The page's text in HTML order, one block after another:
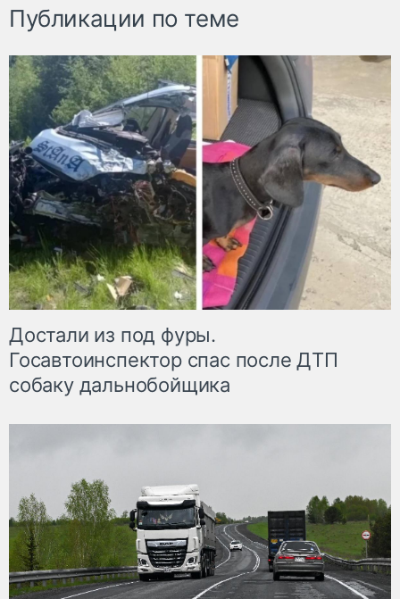
Публикации по теме
Достали из под фуры.
Госавтоинспектор спас после ДТП
собаку дальнобойщика